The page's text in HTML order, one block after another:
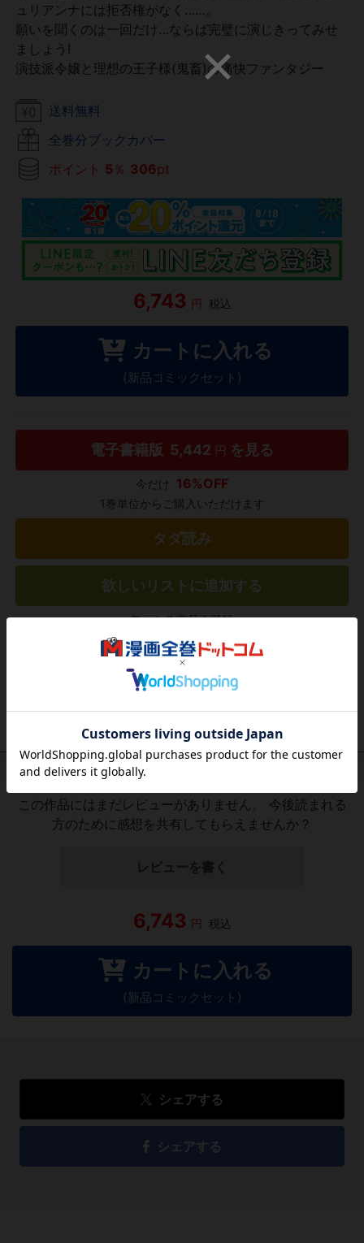
ュリアンナには拒否権がなく……。
願いを聞くのは一回だけ…ならば完璧に演じきってみせ
ましょう!
演技派令嬢と理想の王子様(鬼畜)の痛快ファンタジー
送料無料
全巻分ブックカバー
ポイント 5 ％ 306pt
6,743 円 税込
カートに入れる
(新品コミックセット)
電子書籍版 5,442 円 を見る
今だけ 16%OFF
1巻単位からご購入いただけます
タダ読み
欲しいリストに追加する
気になる商品を登録
作品レビュー （関連商品を含む）
この作品にはまだレビューがありません。 今後読まれる
方のために感想を共有してもらえませんか？
レビューを書く
6,743 円 税込
カートに入れる
(新品コミックセット)
シェアする
シェアする